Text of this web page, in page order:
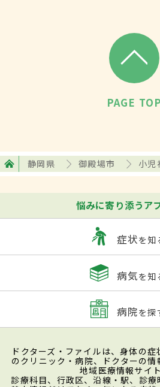
PAGE TOP
静岡県 御殿場市 小児
悩みに寄り添うア
症状を知
病気を知
病院を探
ドクターズ・ファイルは、身体の
のクリニック・病院、ドクターの
地域医療情報サイト
診療科目、行政区、沿線・駅、診